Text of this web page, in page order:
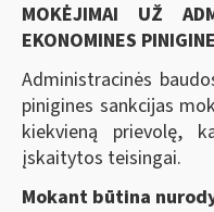
MOKĖJIMAI UŽ
EKONOMINES
Administracinės
pinigines sankcijas
kiekvieną prievolę,
įskaitytos teisingai.
Mokant būtina